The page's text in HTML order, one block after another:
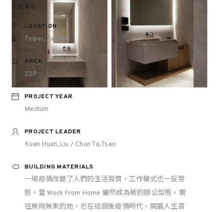
大直黃宅
LOCATION
Taipei, Taiwan
AREA
22P
PROJECT YEAR
Medium
PROJECT LEADER
Kuan Huan,Liu / Chun Ta,Tsao
BUILDING MATERIALS
一場疫情改變了人們的生活習慣，工作模式也一反常
態。當 Work From Home 儼然成為新的辦公型態，嚮
往無拘無束的她，也在這個後疫情時代，開展人生首